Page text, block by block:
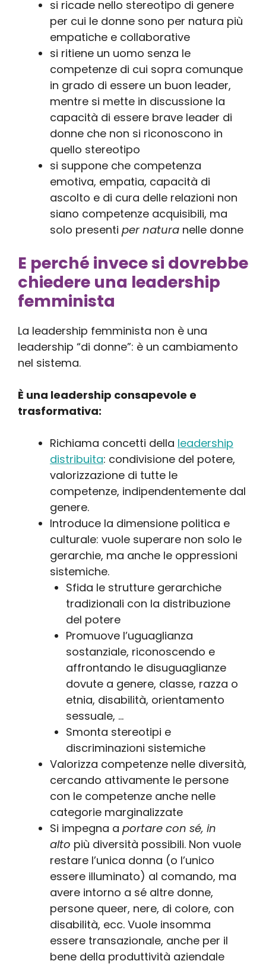
si ricade nello stereotipo di genere
per cui le donne sono per natura più
empatiche e collaborative
si ritiene un uomo senza le
competenze di cui sopra comunque
in grado di essere un buon leader,
mentre si mette in discussione la
capacità di essere brave leader di
donne che non si riconoscono in
quello stereotipo
si suppone che competenza
emotiva, empatia, capacità di
ascolto e di cura delle relazioni non
siano competenze acquisibili, ma
solo presenti per natura nelle donne
E perché invece si dovrebbe
chiedere una leadership
femminista
La leadership femminista non è una
leadership “di donne”: è un cambiamento
nel sistema.
È una leadership consapevole e
trasformativa:
Richiama concetti della leadership
distribuita: condivisione del potere,
valorizzazione di tutte le
competenze, indipendentemente dal
genere.
Introduce la dimensione politica e
culturale: vuole superare non solo le
gerarchie, ma anche le oppressioni
sistemiche.
Sfida le strutture gerarchiche
tradizionali con la distribuzione
del potere
Promuove l’uguaglianza
sostanziale, riconoscendo e
affrontando le disuguaglianze
dovute a genere, classe, razza o
etnia, disabilità, orientamento
sessuale, …
Smonta stereotipi e
discriminazioni sistemiche
Valorizza competenze nelle diversità,
cercando attivamente le persone
con le competenze anche nelle
categorie marginalizzate
Si impegna a portare con sé, in
alto più diversità possibili. Non vuole
restare l’unica donna (o l’unico
essere illuminato) al comando, ma
avere intorno a sé altre donne,
persone queer, nere, di colore, con
disabilità, ecc. Vuole insomma
essere transazionale, anche per il
bene della produttività aziendale